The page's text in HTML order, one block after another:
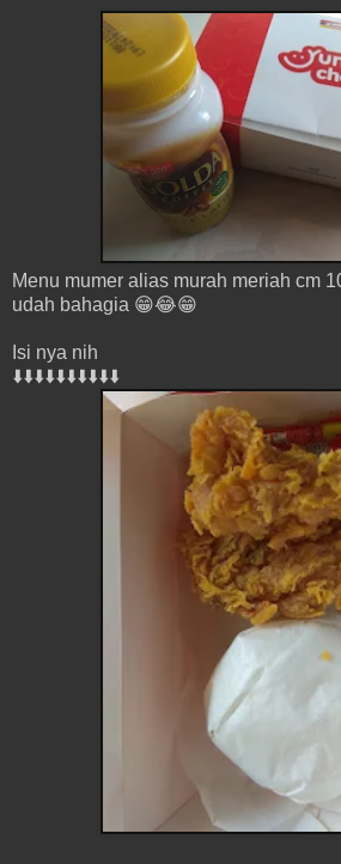
Menu mumer alias murah meriah cm
udah bahagia 😁😂😁
Isi nya nih
⬇️⬇️⬇️⬇️⬇️⬇️⬇️⬇️⬇️⬇️